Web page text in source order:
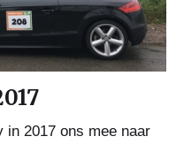
in 2017 ons mee naar